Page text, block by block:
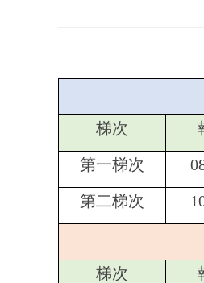
梯次
第一梯次
第二梯次
梯次